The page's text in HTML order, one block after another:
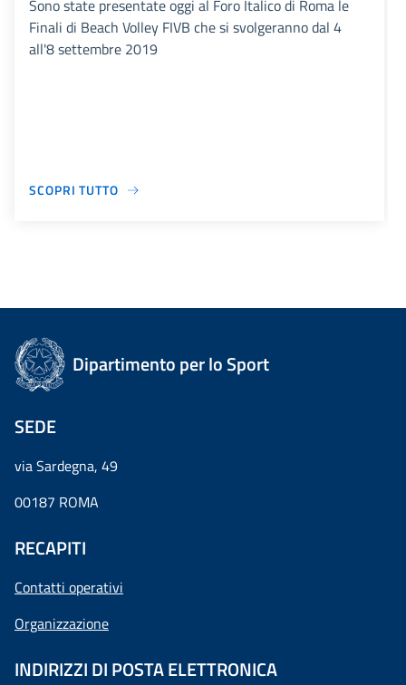
Sono state presentate oggi al Foro Italico di Roma le
Finali di Beach Volley FIVB che si svolgeranno dal 4
all'8 settembre 2019
SCOPRI TUTTO
Dipartimento per lo Sport
SEDE
via Sardegna, 49
00187 ROMA
RECAPITI
Contatti operativi
Organizzazione
INDIRIZZI DI POSTA ELETTRONICA